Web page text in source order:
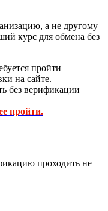
а не другому
курс для обмена без
пройти
на сайте.
без верификации
пройти.
проходить не